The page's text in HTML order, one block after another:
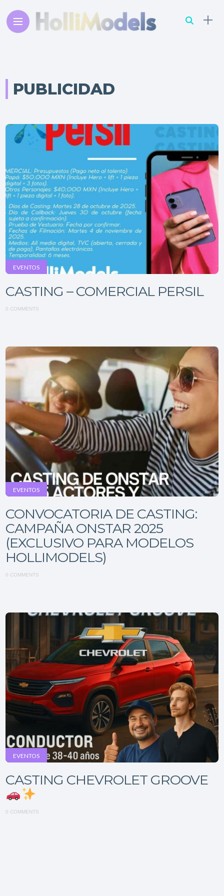
PUBLICIDAD
EVENTOS
CASTING – COMERCIAL PERSIL
0 COMMENTS
EVENTOS
CONVOCATORIA DE CASTING:
CAMPAÑA ONSTAR 2025
(EXCLUSIVO PARA MODELOS
HOLLIMODELS)
0 COMMENTS
EVENTOS
CASTING CHEVROLET GROOVE
0 COMMENTS